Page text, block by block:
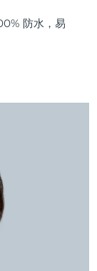
防水，易